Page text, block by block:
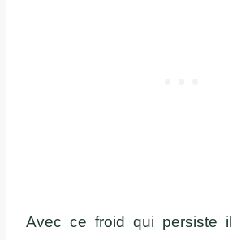
Avec ce froid qui persiste